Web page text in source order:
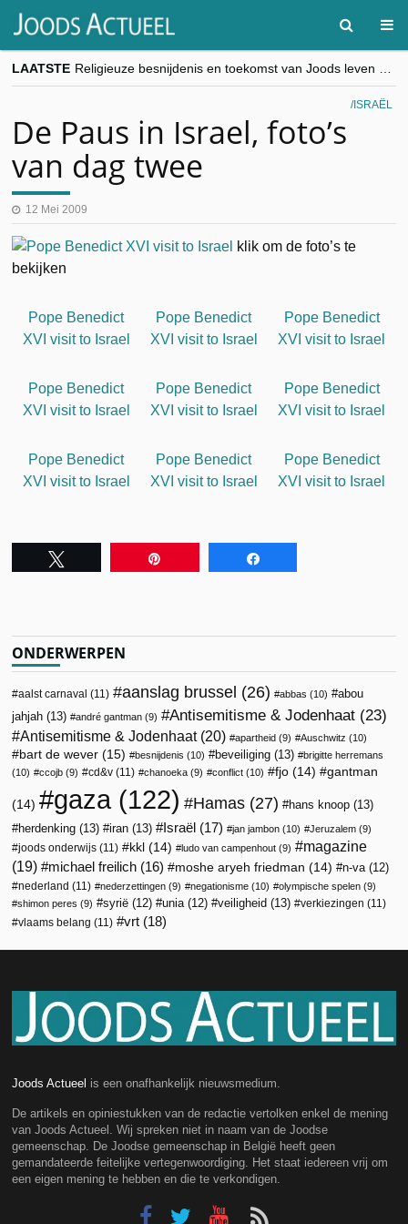
LAATSTE
“Besnijdenisdebat toont hoe moeilijk seculiere Westen minderheden begrijpt”, Jinnih Beels (Vooruit)
CITYTRIP | ROEMENIË – Boekarest: de verrassing van Oost-Europa
ISRAËL
De Paus in Israel, foto’s
van dag twee
12 Mei 2009
klik om de foto’s te
bekijken
Pope Benedict
XVI visit to Israel
Pope Benedict
XVI visit to Israel
Pope Benedict
XVI visit to Israel
Pope Benedict
XVI visit to Israel
Pope Benedict
XVI visit to Israel
Pope Benedict
XVI visit to Israel
Pope Benedict
XVI visit to Israel
Pope Benedict
XVI visit to Israel
Pope Benedict
XVI visit to Israel
ONDERWERPEN
aalst carnaval (11) aanslag brussel (26) abbas (10)
abou
jahjah (13) andré gantman (9) Antisemitisme & Jodenhaat (23)
Antisemitisme & Jodenhaat(20) apartheid (9) Auschwitz (10)
bart de wever (15) besnijdenis (10) beveiliging (13)
brigitte herremans
(10)
ccojb (9) cd&v (11) chanoeka (9) conflict (10) fjo (14) gantman
(14) gaza (122) Hamas (27) hans knoop (13)
herdenking (13) iran (13) Israël (17) jan jambon (10) Jeruzalem (9)
joods onderwijs (11) kkl (14) ludo van campenhout (9)
magazine
(19)
michael freilich (16) moshe aryeh friedman (14) n-va (12)
nederland (11) nederzettingen (9) negationisme (10) olympische spelen (9)
shimon peres (9) syrië (12) unia (12) veiligheid (13) verkiezingen (11)
vlaams belang (11) vrt (18)
Joods Actueel is een onafhankelijk nieuwsmedium.
De artikels en opiniestukken van de redactie vertolken enkel de mening
van Joods Actueel. Wij spreken niet in naam van de Joodse
gemeenschap. De Joodse gemeenschap in België heeft geen
gemandateerde feitelijke vertegenwoordiging. Het staat iedereen vrij om
een eigen mening te hebben en die te verkondigen.